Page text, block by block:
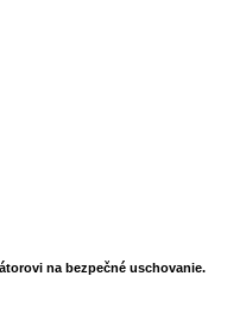
na bezpečné uschovanie.